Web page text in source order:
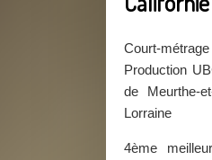
Court-métrage
Production
de Meurthe-
Lorraine
4ème